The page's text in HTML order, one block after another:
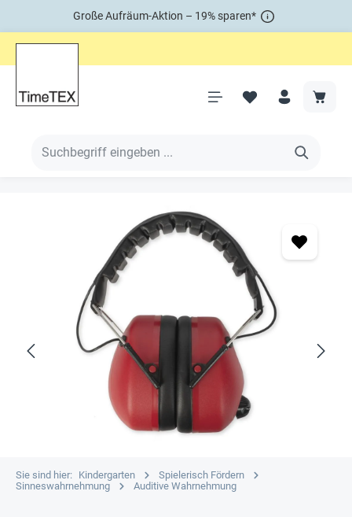
Große Aufräum-Aktion – 19% sparen*
Sie sind hier: Kindergarten
Spielerisch Fördern
Sinneswahrnehmung
Auditive Wahrnehmung